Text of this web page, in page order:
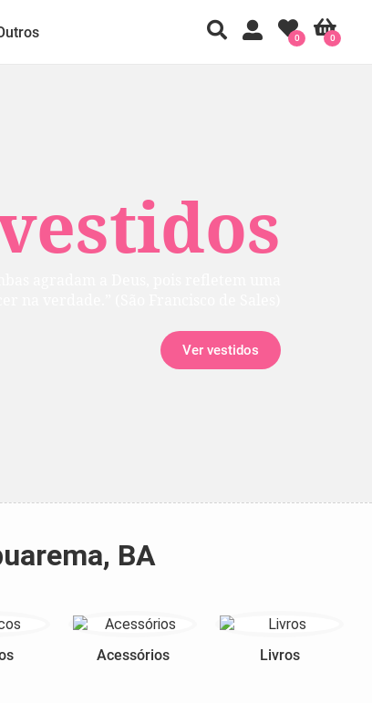
Ver vestidos
0
0
BA
Acessórios Livros